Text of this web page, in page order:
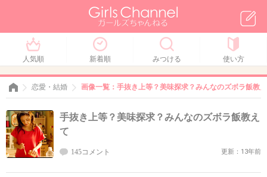
人気順 新着順 みつける 使い方
恋愛・結婚 画像一覧：手抜き上等？美味探求？みんなのズボラ飯教
手抜き上等？美味探求？みんなのズボラ飯教え
て
145コメント 更新：13年前